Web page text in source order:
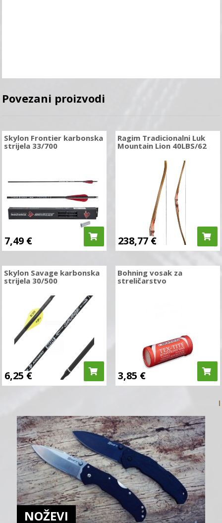
Povezani proizvodi
Skylon Frontier karbonska
strijela 33/700
7,49 €
Ragim Tradicionalni Luk
Mountain Lion 40LBS/62
238,77€
Skylon Savage karbonska
strijela 30/500
6,25€
Bohning vosak za
streličarstvo
3,85 €
NOŽEVI